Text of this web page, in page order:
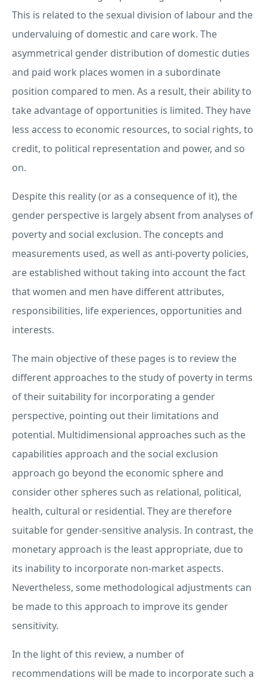
This is related to the sexual division of labour and the
undervaluing of domestic and care work. The
asymmetrical gender distribution of domestic duties
and paid work places women in a subordinate
position compared to men. As a result, their ability to
take advantage of opportunities is limited. They have
less access to economic resources, to social rights, to
credit, to political representation and power, and so
on.
Despite this reality (or as a consequence of it), the
gender perspective is largely absent from analyses of
poverty and social exclusion. The concepts and
measurements used, as well as anti-poverty policies,
are established without taking into account the fact
that women and men have different attributes,
responsibilities, life experiences, opportunities and
interests.
The main objective of these pages is to review the
different approaches to the study of poverty in terms
of their suitability for incorporating a gender
perspective, pointing out their limitations and
potential. Multidimensional approaches such as the
capabilities approach and the social exclusion
approach go beyond the economic sphere and
consider other spheres such as relational, political,
health, cultural or residential. They are therefore
suitable for gender-sensitive analysis. In contrast, the
monetary approach is the least appropriate, due to
its inability to incorporate non-market aspects.
Nevertheless, some methodological adjustments can
be made to this approach to improve its gender
sensitivity.
In the light of this review, a number of
recommendations will be made to incorporate such a